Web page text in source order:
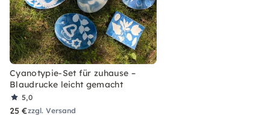
Cyanotypie-Set für zuhause –
Blaudrucke leicht gemacht
5,0
25 €zzgl. Versand